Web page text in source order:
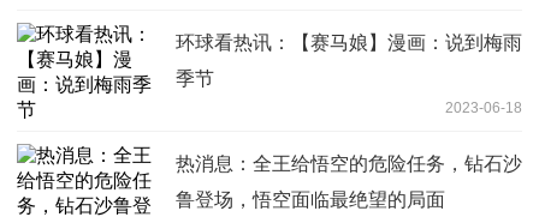
环球看热讯：【赛马娘】漫画：说到梅雨
季节
2023-06-18
热消息：全王给悟空的危险任务，钻石沙
鲁登场，悟空面临最绝望的局面